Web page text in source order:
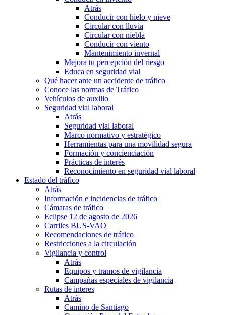
Atrás
Conducir con hielo y nieve
Circular con lluvia
Circular con niebla
Conducir con viento
Mantenimiento invernal
Mejora tu percepción del riesgo
Educa en seguridad vial
Qué hacer ante un accidente de tráfico
Conoce las normas de Tráfico
Vehículos de auxilio
Seguridad vial laboral
Atrás
Seguridad vial laboral
Marco normativo y estratégico
Herramientas para una movilidad segura
Formación y concienciación
Prácticas de interés
Reconocimiento en seguridad vial laboral
Estado del tráfico
Atrás
Información e incidencias de tráfico
Cámaras de tráfico
Eclipse 12 de agosto de 2026
Carriles BUS-VAO
Recomendaciones de tráfico
Restricciones a la circulación
Vigilancia y control
Atrás
Equipos y tramos de vigilancia
Campañas especiales de vigilancia
Rutas de interes
Atrás
Camino de Santiago